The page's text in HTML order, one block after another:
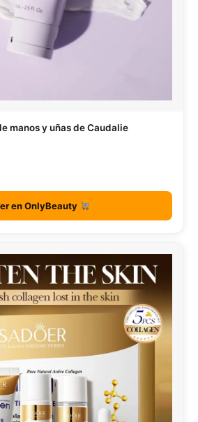
manos y uñas de Caudalie
en OnlyBeauty